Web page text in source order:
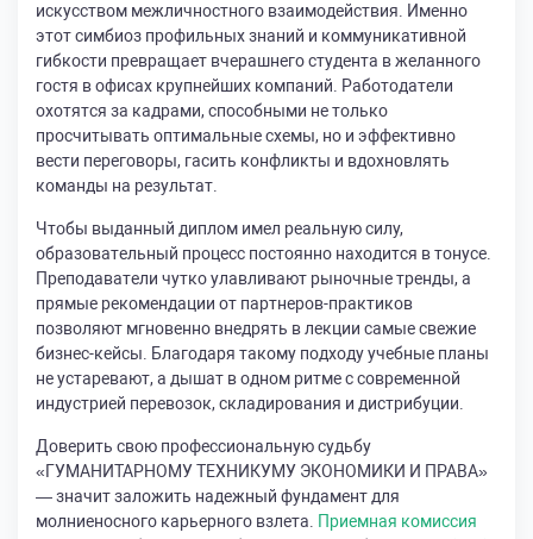
искусством межличностного взаимодействия. Именно
этот симбиоз профильных знаний и коммуникативной
гибкости превращает вчерашнего студента в желанного
гостя в офисах крупнейших компаний. Работодатели
охотятся за кадрами, способными не только
просчитывать оптимальные схемы, но и эффективно
вести переговоры, гасить конфликты и вдохновлять
команды на результат.
Чтобы выданный диплом имел реальную силу,
образовательный процесс постоянно находится в тонусе.
Преподаватели чутко улавливают рыночные тренды, а
прямые рекомендации от партнеров-практиков
позволяют мгновенно внедрять в лекции самые свежие
бизнес-кейсы. Благодаря такому подходу учебные планы
не устаревают, а дышат в одном ритме с современной
индустрией перевозок, складирования и дистрибуции.
Доверить свою профессиональную судьбу
«ГУМАНИТАРНОМУ ТЕХНИКУМУ ЭКОНОМИКИ И ПРАВА»
— значит заложить надежный фундамент для
молниеносного карьерного взлета.
Приемная комиссия